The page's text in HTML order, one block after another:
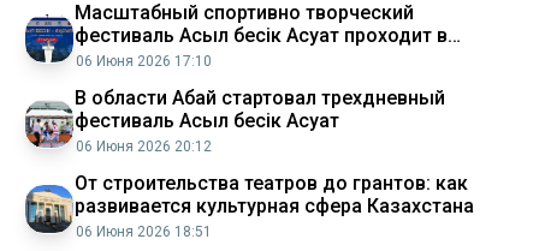
Масштабный спортивно творческий
фестиваль Асыл бесік Ақсуат проходит в
области Абай
06 Июня 2026 17:10
В области Абай стартовал трехдневный
фестиваль Асыл бесік Ақсуат
06 Июня 2026 20:12
От строительства театров до грантов: как
развивается культурная сфера Казахстана
06 Июня 2026 18:51